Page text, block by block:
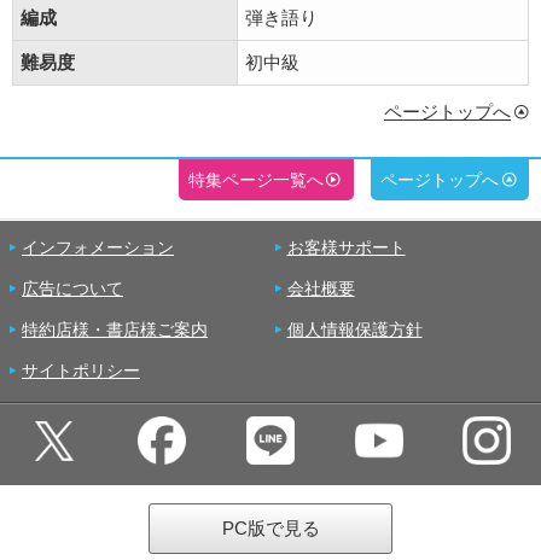
編成 弾き語り
難易度 初中級
ページトップへ
特集ページ一覧へ ページトップへ
インフォメーション お客様サポート
広告について 会社概要
特約店様・書店様ご案内 個人情報保護方針
サイトポリシー
PC版で見る